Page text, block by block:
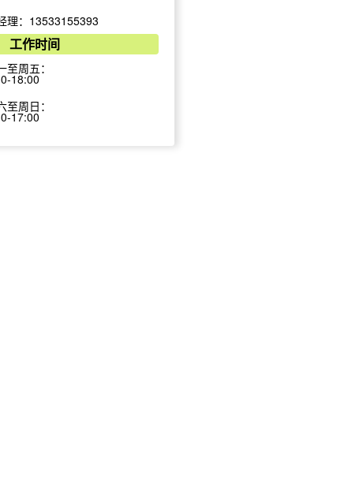
理：13533155393
工作时间
至周五：
18:00
至周日：
17:00
机
机
吊扇
湿机组空调-立柜式
湿机组空调-吊顶式
库机组
机盘管
柜式